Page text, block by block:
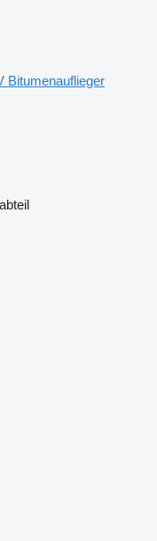
Bitumenauflieger